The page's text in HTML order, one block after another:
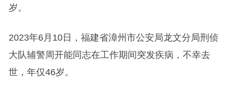
岁。
2023年6月10日，福建省漳州市公安局龙文分局刑侦
大队辅警周开能同志在工作期间突发疾病，不幸去
世，年仅46岁。